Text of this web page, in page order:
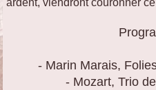
ardent, viendront couronner
- Marin Marais,
- Mozart, Trio